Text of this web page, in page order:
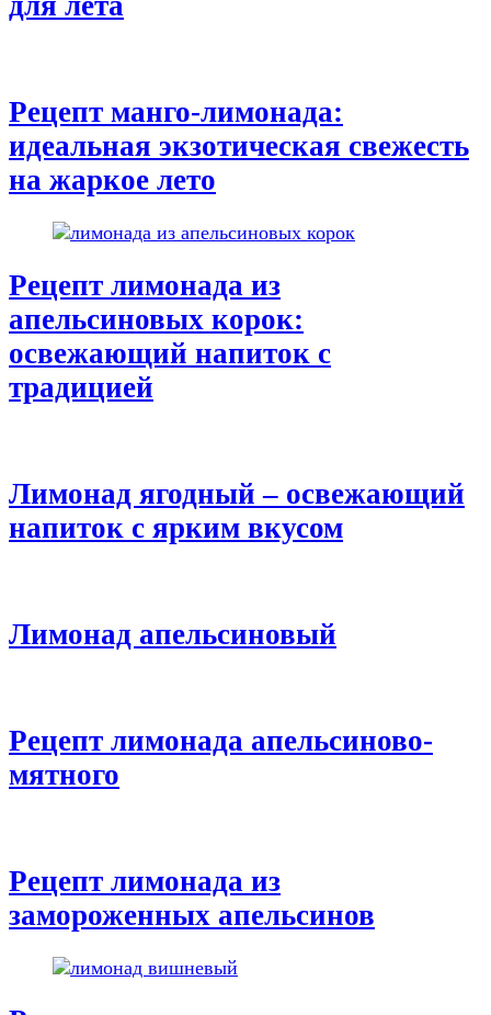
Рецепт манго-лимонада:
идеальная экзотическая свежесть
на жаркое лето
Рецепт лимонада из
апельсиновых корок:
освежающий напиток с
традицией
Лимонад ягодный – освежающий
напиток с ярким вкусом
Лимонад апельсиновый
Рецепт лимонада апельсиново-
мятного
Рецепт лимонада из
замороженных апельсинов